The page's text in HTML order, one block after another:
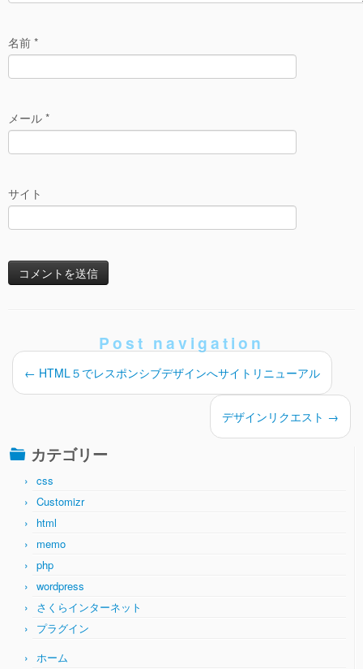
名前 *
メール *
サイト
Post navigation
← HTML５でレスポンシブデザインへサイトリニューアル
デザインリクエスト →
カテゴリー
css
Customizr
html
memo
php
wordpress
さくらインターネット
プラグイン
ホーム